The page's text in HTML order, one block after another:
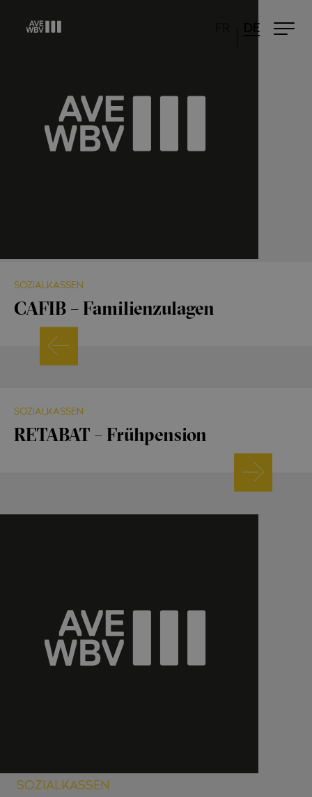
DE
SOZIALKASSEN
CAFIB – Familienzulagen
SOZIALKASSEN
RETABAT – Frühpension
SOZIALKASSEN